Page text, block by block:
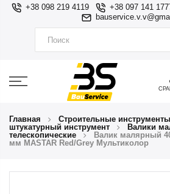
+38 098 219 4119 +38 097 141
Главная Строительные инструменты
штукатурный инструмент
Валики
телескопические
Валик малярный
мм MASTAR Red/Grey Мультиколор